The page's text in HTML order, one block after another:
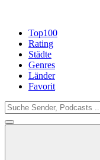
Top100
Rating
Städte
Genres
Länder
Favorit